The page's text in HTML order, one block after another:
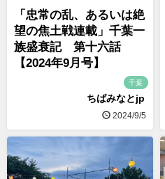
「忠常の乱、あるいは絶
望の焦土戦連載」千葉一
族盛衰記 第十六話
【2024年9月号】
千葉
ちばみなとjp
2024/9/5